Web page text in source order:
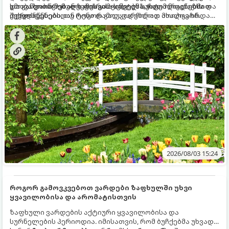
და განვითარებული ფესვთა სისტემა, რათა ნიადაგის
ქვედა ფენებიდან ტენი დამოუკიდებლად მოიპოვონ.
ხმობა დაიწყონ ან ზამთრის ყინვებს სუსტი ორგანიზმით
შეხვდნენ.
გთავაზობთ მებაღეების გამოცდილ საიდუმლოებებსა და
ოქროს წესებს, თუ როგორ გადავარჩინოთ ახალგაზრდა
ხეები ზაფხულის სიცხეში:
2026/08/03 15:24
როგორ გამოვკვებოთ ვარდები ზაფხულში უხვი
ყვავილობისა და არომატისთვის
ზაფხული ვარდების აქტიური ყვავილობისა და
სურნელების პერიოდია. იმისათვის, რომ ბუჩქებმა უხვად,